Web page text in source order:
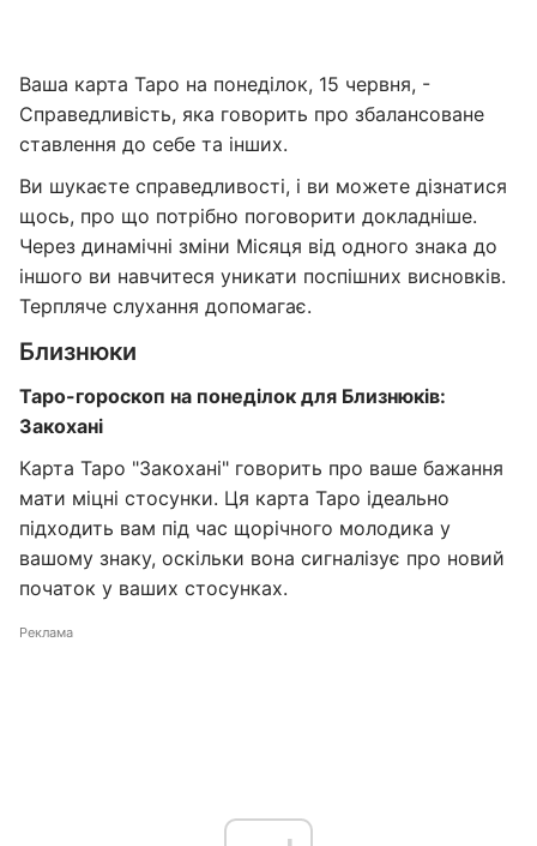
Ваша карта Таро на понеділок, 15 червня, -
Справедливість, яка говорить про збалансоване
ставлення до себе та інших.
Ви шукаєте справедливості, і ви можете дізнатися
щось, про що потрібно поговорити докладніше.
Через динамічні зміни Місяця від одного знака до
іншого ви навчитеся уникати поспішних висновків.
Терпляче слухання допомагає.
Близнюки
Таро-гороскоп на понеділок для Близнюків:
Закохані
Карта Таро "Закохані" говорить про ваше бажання
мати міцні стосунки. Ця карта Таро ідеально
підходить вам під час щорічного молодика у
вашому знаку, оскільки вона сигналізує про новий
початок у ваших стосунках.
Реклама